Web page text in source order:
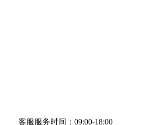
客服服务时间：09:00-18:00